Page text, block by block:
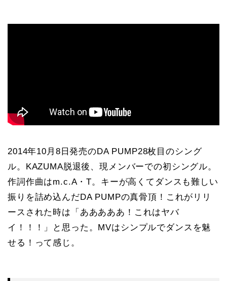
2014年10月8日発売のDA PUMP28枚目のシング
ル。KAZUMA脱退後、現メンバーでの初シングル。
作詞作曲はm.c.A・T。キーが高くてダンスも難しい
振りを詰め込んだDA PUMPの真骨頂！これがリリ
ースされた時は「あああああ！これはヤバ
イ！！！」と思った。MVはシンプルでダンスを魅
せる！って感じ。